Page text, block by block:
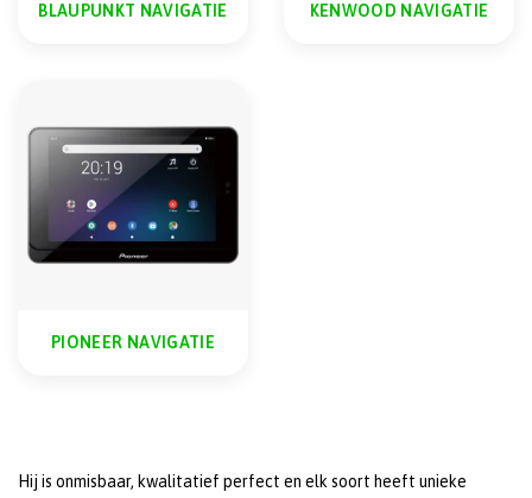
BLAUPUNKT NAVIGATIE KENWOOD NAVIGATIE
PIONEER NAVIGATIE
Hij is onmisbaar, kwalitatief perfect en elk soort heeft unieke